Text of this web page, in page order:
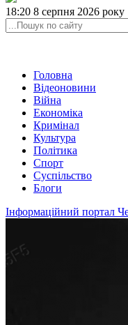
18:20 8 серпня 2026 року
Головна
Відеоновини
Війна
Економіка
Кримінал
Культура
Політика
Спорт
Суспільство
Блоги
Інформаційний портал